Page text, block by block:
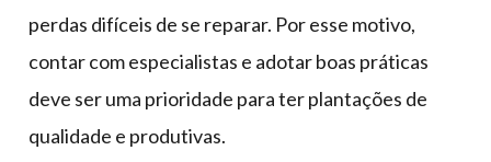
perdas difíceis de se reparar. Por esse motivo,
contar com especialistas e adotar boas práticas
deve ser uma prioridade para ter plantações de
qualidade e produtivas.